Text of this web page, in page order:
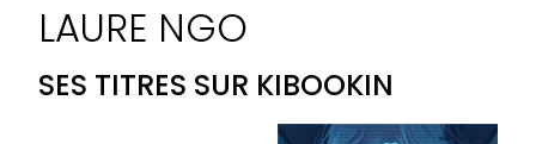
LAURE NGO
SES TITRES SUR KIBOOKIN